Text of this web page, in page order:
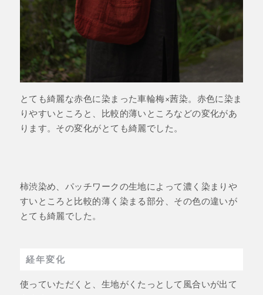
とても綺麗な赤色に染まった車輪梅×茜染。赤色に染ま
りやすいところと、比較的薄いところなどの変化があ
ります。その変化がとても綺麗でした。
柿渋染め、パッチワークの生地によって濃く染まりや
すいところと比較的薄く染まる部分、その色の違いが
とても綺麗でした。
経年変化
使っていただくと、生地がくたっとして風合いが出て